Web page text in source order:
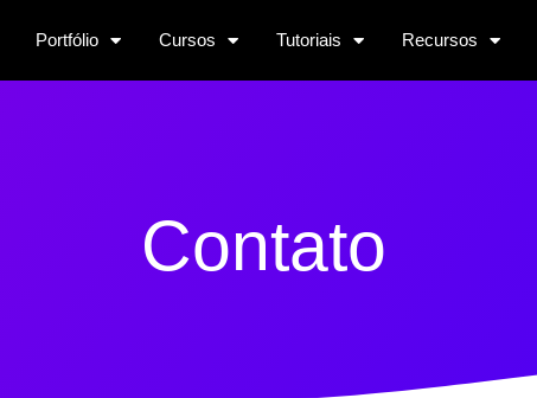
Portfólio Cursos Tutoriais Recursos
Contato